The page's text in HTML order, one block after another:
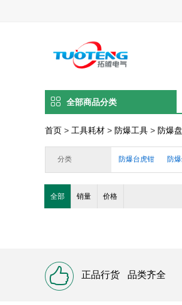
全部商品分类
首页 > 工具耗材 > 防爆工具 > 防爆
分类 防爆台虎钳 防
防爆铲车
防爆镐/防爆斧
全部 销量 价格
正品行货 品类齐全